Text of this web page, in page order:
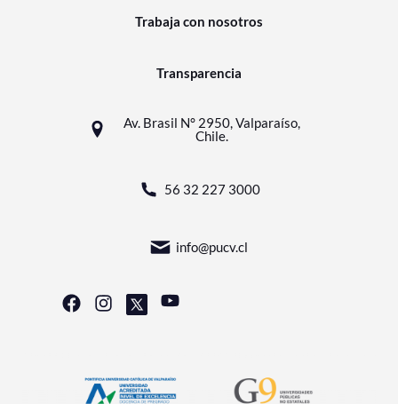
Trabaja con nosotros
Transparencia
Av. Brasil N° 2950, Valparaíso,
Chile.
56 32 227 3000
info@pucv.cl